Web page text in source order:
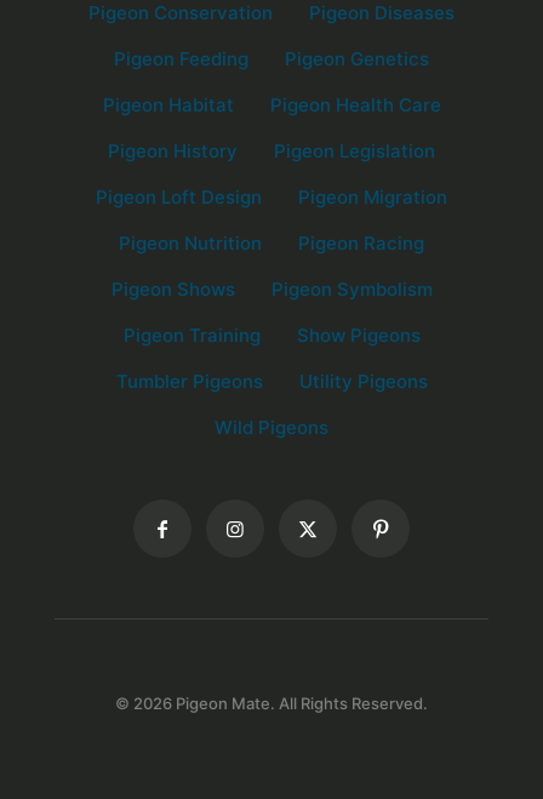
Pigeon Conservation
Pigeon Diseases
Pigeon Feeding
Pigeon Genetics
Pigeon Habitat
Pigeon Health Care
Pigeon History
Pigeon Legislation
Pigeon Loft Design
Pigeon Migration
Pigeon Nutrition
Pigeon Racing
Pigeon Shows
Pigeon Symbolism
Pigeon Training
Show Pigeons
Tumbler Pigeons
Utility Pigeons
Wild Pigeons
© 2026 Pigeon Mate. All Rights Reserved.